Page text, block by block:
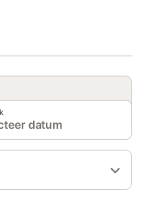
datum